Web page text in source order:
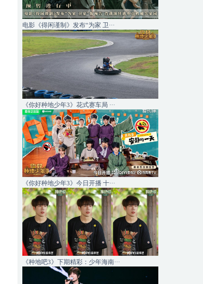
电影《得闲谨制》发布“为家 卫···
《你好种地少年3》花式赛车局 ···
《你好种地少年3》今日开播 十···
《种地吧3》下期精彩：少年海南···